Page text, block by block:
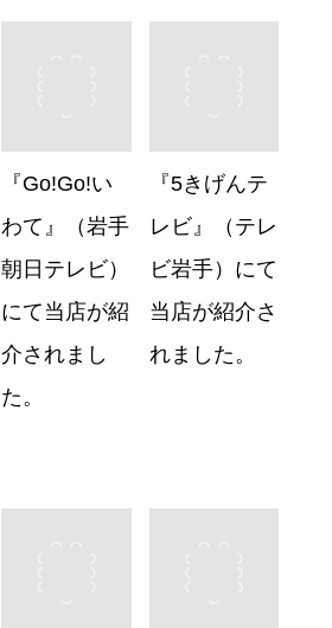
『Go!Go!い
わて』（岩手
朝日テレビ）
にて当店が紹
介されまし
た。
『5きげんテ
レビ』（テレ
ビ岩手）にて
当店が紹介さ
れました。